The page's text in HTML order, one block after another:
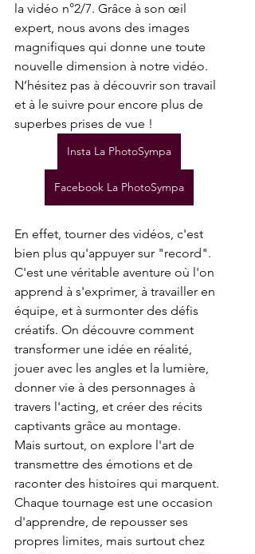
la vidéo n°2/7. Grâce à son œil
expert, nous avons des images
magnifiques qui donne une toute
nouvelle dimension à notre vidéo.
N’hésitez pas à découvrir son travail
et à le suivre pour encore plus de
superbes prises de vue !
Insta La PhotoSympa
Facebook La PhotoSympa
En effet, tourner des vidéos, c'est
bien plus qu'appuyer sur "record".
C'est une véritable aventure où l'on
apprend à s'exprimer, à travailler en
équipe, et à surmonter des défis
créatifs. On découvre comment
transformer une idée en réalité,
jouer avec les angles et la lumière,
donner vie à des personnages à
travers l'acting, et créer des récits
captivants grâce au montage.
Mais surtout, on explore l'art de
transmettre des émotions et de
raconter des histoires qui marquent.
Chaque tournage est une occasion
d'apprendre, de repousser ses
propres limites, mais surtout chez